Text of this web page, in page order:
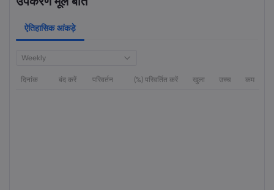
ऐतिहासिक आंकड़े
Weekly
दिनांक बंद करें परिवर्तन (%) परिवर्तित करें खुला उच्च कम